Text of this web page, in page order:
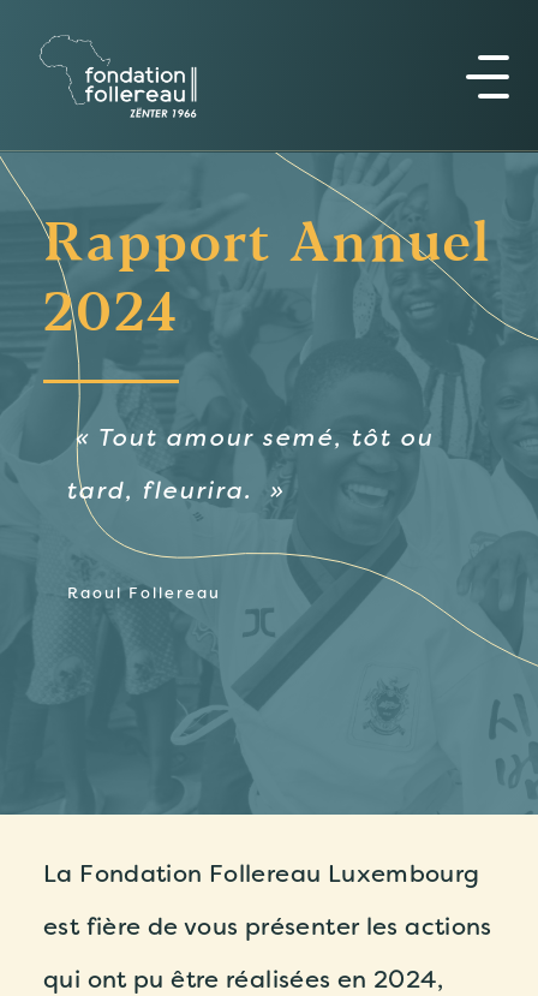
Rapport Annuel
2024
« Tout amour semé, tôt ou
tard, fleurira. »
Raoul Follereau
La Fondation Follereau Luxembourg
est fière de vous présenter les actions
qui ont pu être réalisées en 2024,